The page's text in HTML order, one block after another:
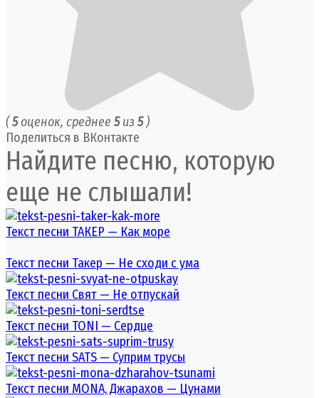
(5оценок, среднее 5из 5)
Поделиться в ВКонтакте
Найдите песню, которую
еще не слышали!
Текст песни ТАКЕР — Как море
Текст песни Такер — Не сходи с ума
Текст песни Свят — Не отпускай
Текст песни TONI — Сердце
Текст песни SATS — Суприм трусы
Текст песни MONA, Джарахов — Цунами